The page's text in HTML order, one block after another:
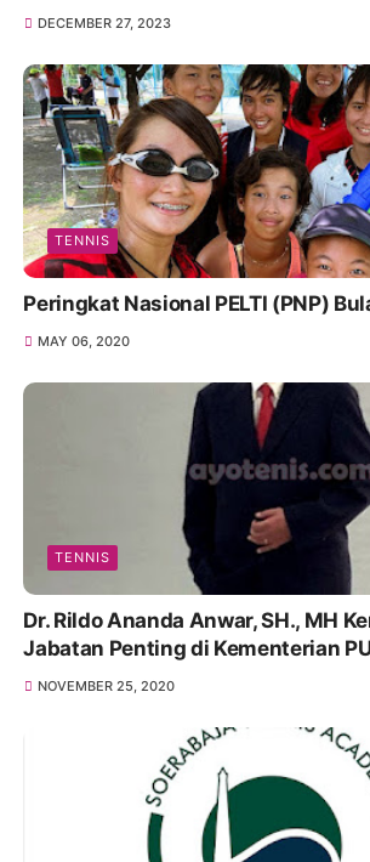
DECEMBER 27, 2023
TENNIS
Peringkat Nasional PELTI (PNP)
MAY 06, 2020
TENNIS
Dr. Rildo Ananda Anwar, SH., MH
Jabatan Penting di Kementerian
NOVEMBER 25, 2020